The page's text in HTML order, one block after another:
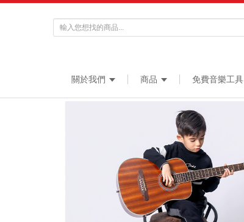
關於我們 商品 免費音樂工具